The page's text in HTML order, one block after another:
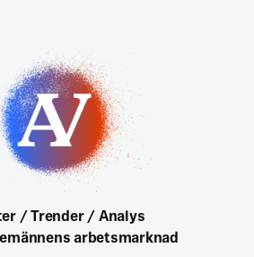
/ Trender / Analys
arbetsmarknad